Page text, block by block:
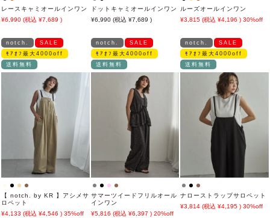
レースキャミオールインワン
6,990
7,689
ドットキャミオールインワン
6,990
7,689
ルーズオールインワン
3,815
4,196 30%off
notch.
SALE
ﾓｱｵﾌ最大4000off
送料無料
【 notch. by KR 】アシメサ
ロペット
4,133
4,546 35%off
notch.
SALE
ﾓｱｵﾌ最大4000off
送料無料
サマーツイードフリルオール
インワン
5,816
6,397 20%off
notch.
SALE
ﾓｱｵﾌ最大4000off
送料無料
ナローストラップサロペット
3,814
4,195 30%off